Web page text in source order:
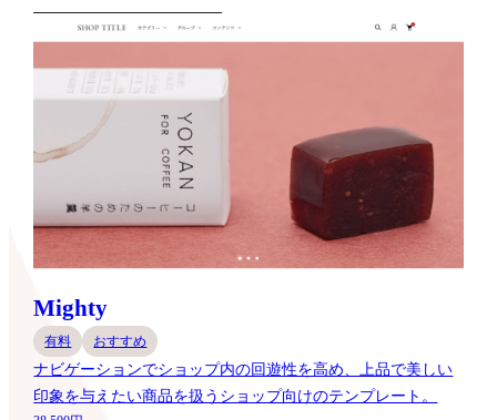
Mighty
有料 おすすめ
ナビゲーションでショップ内の回遊性を高め、上品で美しい
印象を与えたい商品を扱うショップ向けのテンプレート。